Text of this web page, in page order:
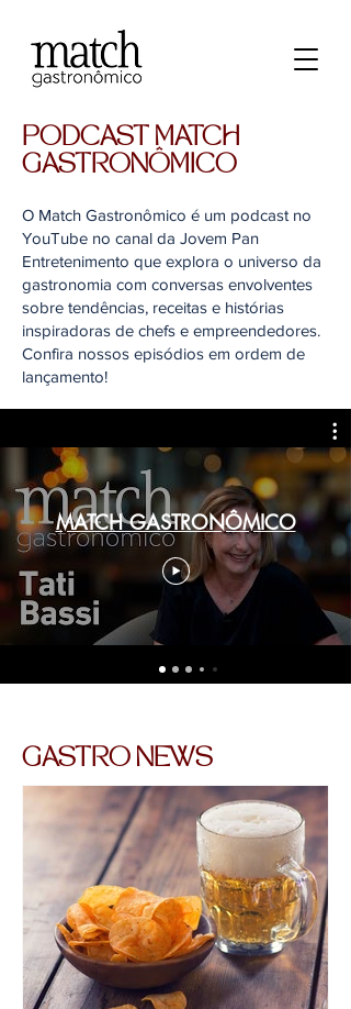
PODCAST MATCH
GASTRONÔMICO
O Match Gastronômico é um podcast no
YouTube no canal da Jovem Pan
Entretenimento que explora o universo da
gastronomia com conversas envolventes
sobre tendências, receitas e histórias
inspiradoras de chefs e empreendedores.
Confira nossos episódios em ordem de
lançamento!
MATCH GASTRONÔMICO
GASTRO NEWS